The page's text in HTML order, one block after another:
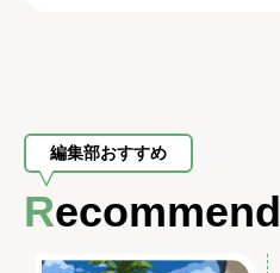
編集部おすすめ
Recommend